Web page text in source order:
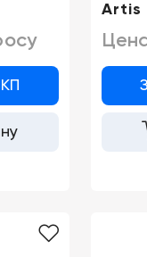
Artis